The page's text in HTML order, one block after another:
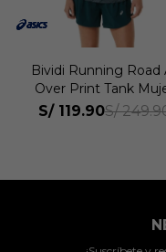
Bividi Running Road
Over Print Tank
S/ 119.90S/